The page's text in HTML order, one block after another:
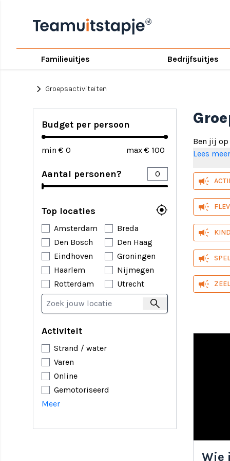
Familieuitjes Bedrijfsuitjes
chevron_right Groepsactiviteiten
Budget per persoon
min € max €
Aantal personen?
Top locaties my_location
Amsterdam
Breda
Den Bosch
Den Haag
Eindhoven
Groningen
Haarlem
Nijmegen
Rotterdam
Utrecht
search
Activiteit
Strand / water
Varen
Online
Gemotoriseerd
Meer
Ben jij op
enfamilie
spel
water
Wij
tegen
drankje
Hoe
Ben je
mogelijk
Lees meer
campaign
campaign
campaign
campaign
campaign
Wie